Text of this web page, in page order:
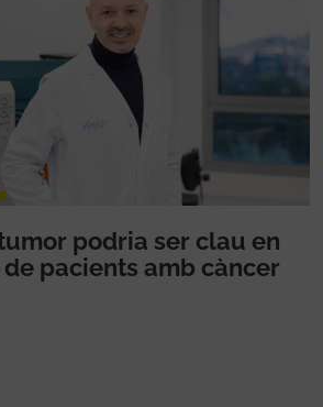
podria ser clau en
pacients amb càncer